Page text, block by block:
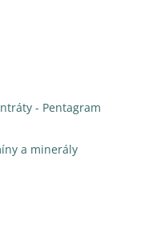
- Pentagram
a minerály